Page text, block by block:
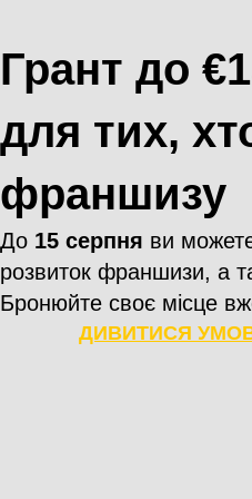
Грант до €
для тих,
франшизу
До 15 серпня ви
розвиток франшизи, а
Бронюйте своє місце
ДИВИТИСЯ